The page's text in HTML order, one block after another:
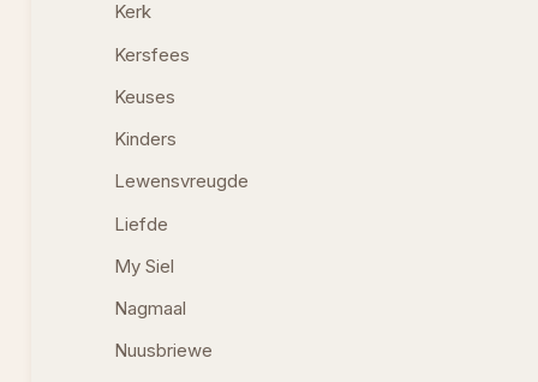
Kerk
Kersfees
Keuses
Kinders
Lewensvreugde
Liefde
My Siel
Nagmaal
Nuusbriewe